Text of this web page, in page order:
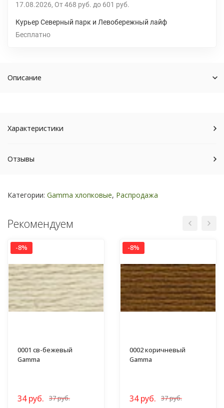
17.08.2026 От 468 руб. до 601 руб.
Курьер Северный парк и Левобережный лайф
Бесплатно
Описание
Характеристики
Отзывы
Категории: Gamma хлопковые, Распродажа
Рекомендуем
-8%
0001 св-бежевый
Gamma
34 руб. 37 руб.
-8%
0002 коричневый
Gamma
34 руб. 37 руб.